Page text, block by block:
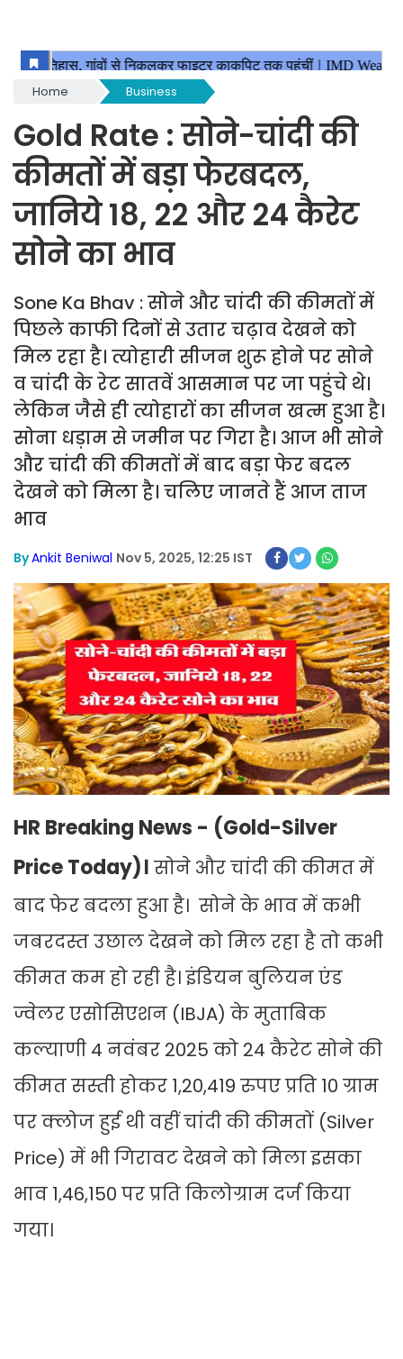
Home Business
Gold Rate : सोने-चांदी की
कीमतों में बड़ा फेरबदल,
जानिये 18, 22 और 24 कैरेट
सोने का भाव
Sone Ka Bhav : सोने और चांदी की कीमतों में
पिछले काफी दिनों से उतार चढ़ाव देखने को
मिल रहा है। त्योहारी सीजन शुरू होने पर सोने
व चांदी के रेट सातवें आसमान पर जा पहुंचे थे।
लेकिन जैसे ही त्योहारों का सीजन खत्म हुआ है।
सोना धड़ाम से जमीन पर गिरा है। ‌आज भी सोने
और चांदी की कीमतों में बाद बड़ा फेर बदल
देखने को मिला है। चलिए जानते हैं आज ताज
भाव
ByAnkit Beniwal Nov 5, 2025, 12:25 IST
HR Breaking News - (Gold-Silver
Price Today)। सोने और चांदी की कीमत में
बाद फेर बदला हुआ है। ‌ सोने के भाव में कभी
जबरदस्त उछाल देखने को मिल रहा है तो कभी
कीमत कम हो रही है। इंडियन बुलियन एंड
ज्वेलर एसोसिएशन (IBJA) के मुताबिक
कल्याणी 4 नवंबर 2025 को 24 कैरेट सोने की
कीमत सस्ती होकर 1,20,419 रुपए प्रति 10 ग्राम
पर क्लोज हुई थी वहीं चांदी की कीमतों (Silver
Price) में भी गिरावट देखने को मिला इसका
भाव 1,46,150 पर प्रति किलोग्राम दर्ज किया
गया।